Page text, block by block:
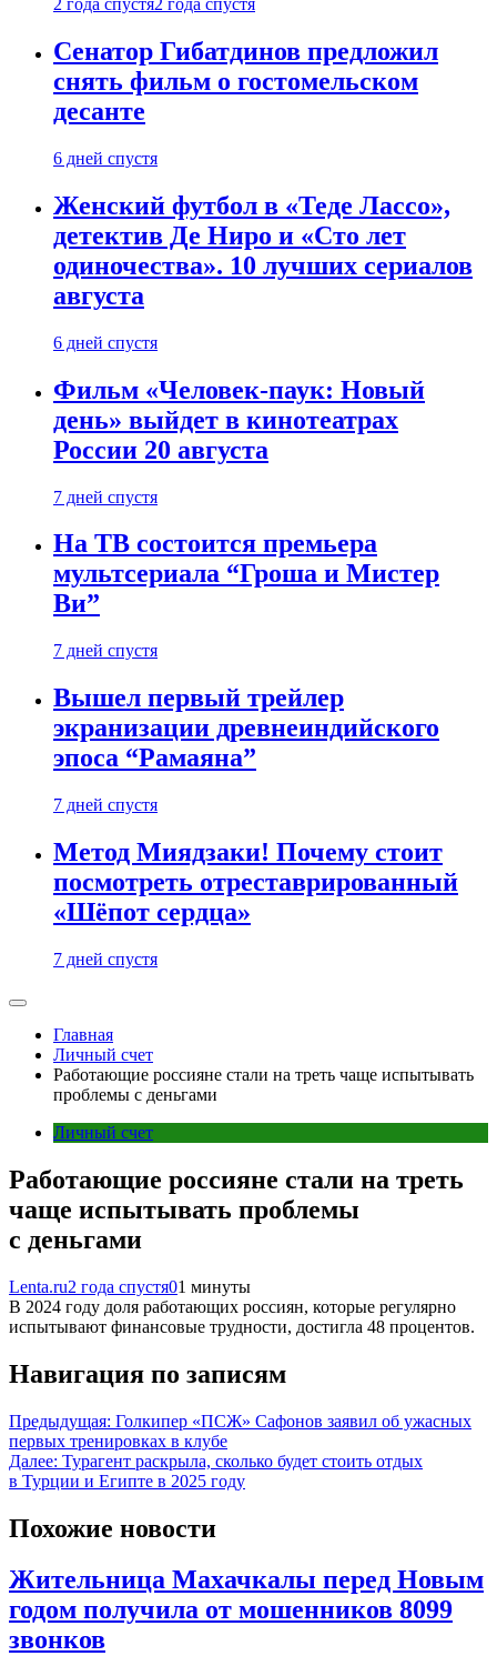
2 года спустя2 года спустя
Сенатор Гибатдинов предложил
снять фильм о гостомельском
десанте
6 дней спустя
Женский футбол в «Теде Лассо»,
детектив Де Ниро и «Сто лет
одиночества». 10 лучших сериалов
августа
6 дней спустя
Фильм «Человек-паук: Новый
день» выйдет в кинотеатрах
России 20 августа
7 дней спустя
На ТВ состоится премьера
мультсериала “Гроша и Мистер
Ви”
7 дней спустя
Вышел первый трейлер
экранизации древнеиндийского
эпоса “Рамаяна”
7 дней спустя
Метод Миядзаки! Почему стоит
посмотреть отреставрированный
«Шёпот сердца»
7 дней спустя
Главная
Личный счет
Работающие россияне стали на треть чаще испытывать
проблемы с деньгами
Личный счет
Работающие россияне стали на треть
чаще испытывать проблемы
с деньгами
Lenta.ru2 года спустя01 минуты
В 2024 году доля работающих россиян, которые регулярно
испытывают финансовые трудности, достигла 48 процентов.
Навигация по записям
Предыдущая: Голкипер «ПСЖ» Сафонов заявил об ужасных
первых тренировках в клубе
Далее: Турагент раскрыла, сколько будет стоить отдых
в Турции и Египте в 2025 году
Похожие новости
Жительница Махачкалы перед Новым
годом получила от мошенников 8099
звонков